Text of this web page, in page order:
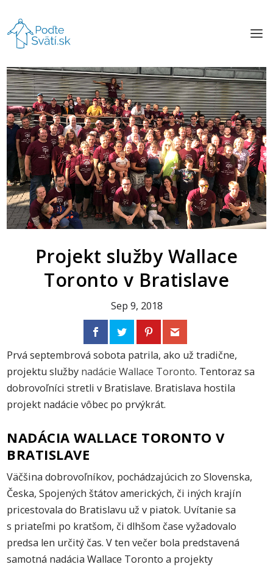
Projekt služby Wallace
Toronto v Bratislave
Sep 9, 2018
Prvá septembrová sobota patrila, ako už tradične,
projektu služby nadácie Wallace Toronto. Tentoraz sa
dobrovoľníci stretli v Bratislave. Bratislava hostila
projekt nadácie vôbec po prvýkrát.
NADÁCIA WALLACE TORONTO V
BRATISLAVE
Väčšina dobrovoľníkov, pochádzajúcich zo Slovenska,
Česka, Spojených štátov amerických, či iných krajín
pricestovala do Bratislavu už v piatok. Uvítanie sa
s priateľmi po kratšom, či dlhšom čase vyžadovalo
predsa len určitý čas. V ten večer bola predstavená
samotná nadácia Wallace Toronto a projekty